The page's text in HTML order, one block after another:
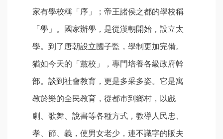
家有學校稱「序」；帝王諸侯之都的學校稱
「學」。國家辦學，是從漢朝開始，設立太
學。到了唐朝設立國子監，學制更加完備。
猶如今天的「黨校」，專門培養各級政府幹
部。談到社會教育，更是多采多姿。它是寓
教於樂的全民教育，從都市到鄉村，以戲
劇、歌舞、說書等各種方式，教導人民忠、
孝、節、義，使男女老少，連不識字的販夫